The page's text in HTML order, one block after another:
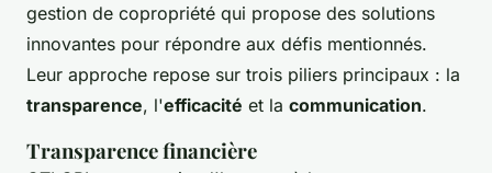
gestion de copropriété qui propose des solutions
innovantes pour répondre aux défis mentionnés.
Leur approche repose sur trois piliers principaux : la
transparence, l'efficacité et la communication.
Transparence financière